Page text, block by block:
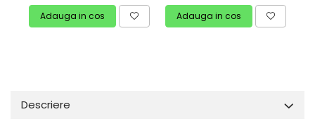
Resigilate
Adauga in cos Adauga in cos
Descriere